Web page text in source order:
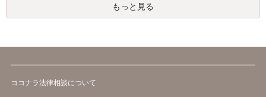
もっと見る
ココナラ法律相談について